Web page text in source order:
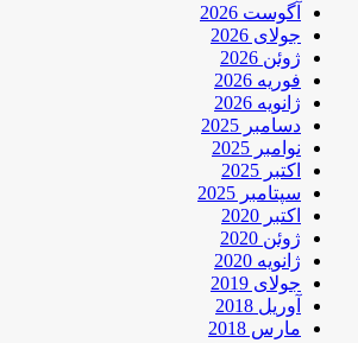
آگوست 2026
جولای 2026
ژوئن 2026
فوریه 2026
ژانویه 2026
دسامبر 2025
نوامبر 2025
اکتبر 2025
سپتامبر 2025
اکتبر 2020
ژوئن 2020
ژانویه 2020
جولای 2019
آوریل 2018
مارس 2018